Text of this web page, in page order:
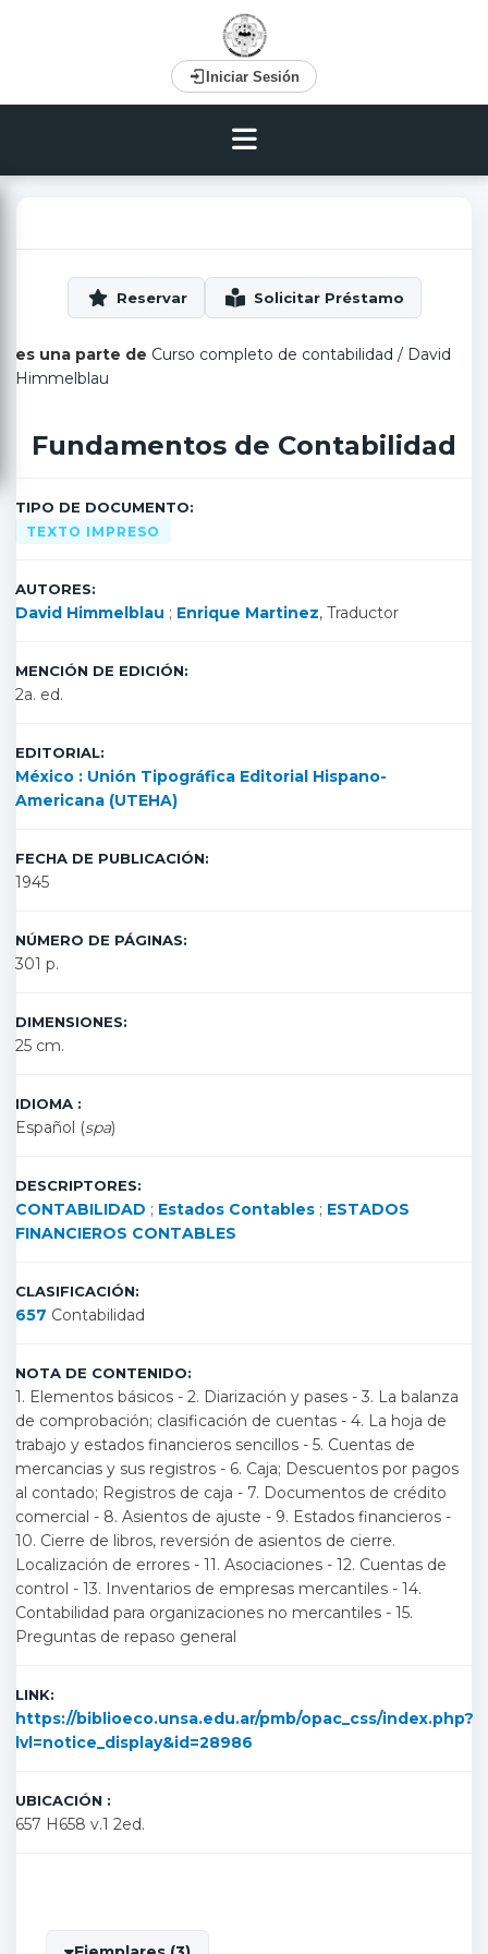
Iniciar Sesión
es una parte de Curso completo de contabilidad / David
Himmelblau
Fundamentos de Contabilidad
TIPO DE DOCUMENTO:
TEXTO IMPRESO
AUTORES:
David Himmelblau ; Enrique Martinez, Traductor
MENCIÓN DE EDICIÓN:
2a. ed.
EDITORIAL:
México : Unión Tipográfica Editorial Hispano-
Americana (UTEHA)
FECHA DE PUBLICACIÓN:
1945
NÚMERO DE PÁGINAS:
301 p.
DIMENSIONES:
25 cm.
IDIOMA :
Español (spa)
DESCRIPTORES:
CONTABILIDAD ; Estados Contables; ESTADOS
FINANCIEROS CONTABLES
CLASIFICACIÓN:
657 Contabilidad
NOTA DE CONTENIDO:
1. Elementos básicos - 2. Diarización y pases - 3. La balanza
de comprobación; clasificación de cuentas - 4. La hoja de
trabajo y estados financieros sencillos - 5. Cuentas de
mercancias y sus registros - 6. Caja; Descuentos por pagos
al contado; Registros de caja - 7. Documentos de crédito
comercial - 8. Asientos de ajuste - 9. Estados financieros -
10. Cierre de libros, reversión de asientos de cierre.
Localización de errores - 11. Asociaciones - 12. Cuentas de
control - 13. Inventarios de empresas mercantiles - 14.
Contabilidad para organizaciones no mercantiles - 15.
Preguntas de repaso general
LINK:
https://biblioeco.unsa.edu.ar/pmb/opac_css/index.php?
lvl=notice_display&id=28986
UBICACIÓN :
657 H658 v.1 2ed.